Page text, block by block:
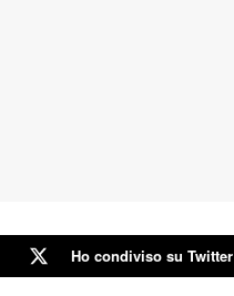
Ho condiviso su Twitter